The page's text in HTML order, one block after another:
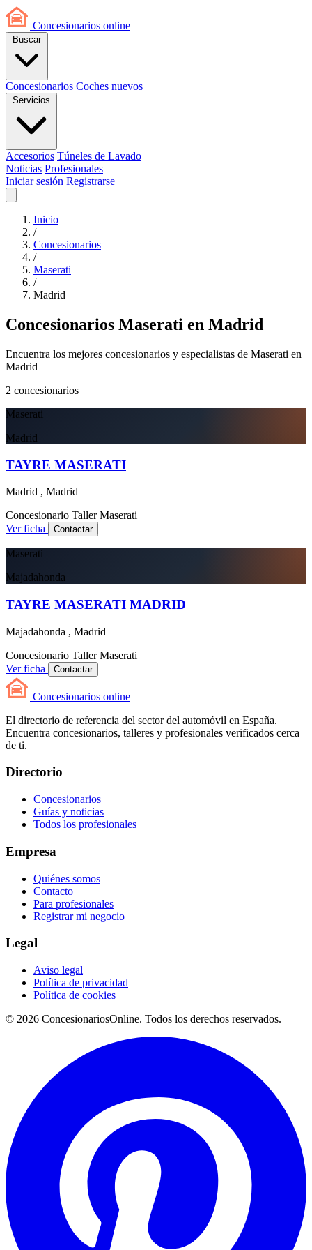
Concesionarios online
Buscar
Concesionarios Coches nuevos
Servicios
Accesorios Túneles de Lavado
Noticias Profesionales
Iniciar sesión Registrarse
Inicio
/
Concesionarios
/
Maserati
/
Madrid
Concesionarios Maserati en Madrid
Encuentra los mejores concesionarios y especialistas de Maserati en
Madrid
2 concesionarios
Maserati
Madrid
TAYRE MASERATI
Madrid , Madrid
Concesionario Taller Maserati
Ver ficha
Contactar
Maserati
Majadahonda
TAYRE MASERATI MADRID
Majadahonda , Madrid
Concesionario Taller Maserati
Ver ficha
Contactar
Concesionarios online
El directorio de referencia del sector del automóvil en España.
Encuentra concesionarios, talleres y profesionales verificados cerca
de ti.
Directorio
Concesionarios
Guías y noticias
Todos los profesionales
Empresa
Quiénes somos
Contacto
Para profesionales
Registrar mi negocio
Legal
Aviso legal
Política de privacidad
Política de cookies
© 2026 ConcesionariosOnline. Todos los derechos reservados.